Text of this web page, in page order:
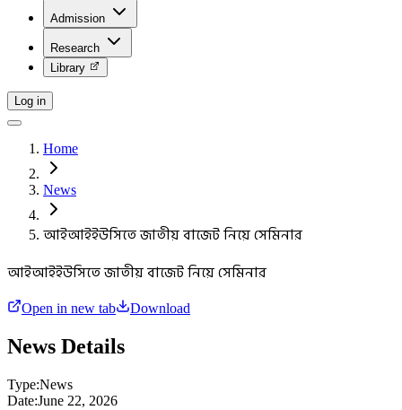
Admission
Research
Library
Log in
Home
News
আইআইইউসিতে জাতীয় বাজেট নিয়ে সেমিনার
আইআইইউসিতে জাতীয় বাজেট নিয়ে সেমিনার
Open in new tab Download
News Details
Type:News
Date:June 22, 2026